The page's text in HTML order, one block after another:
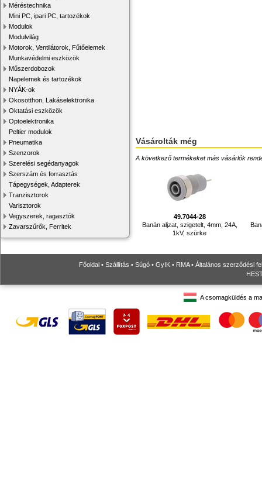
Méréstechnika
Mini PC, ipari PC, tartozékok
Modulok
Modulvilág
Motorok, Ventilátorok, Fűtőelemek
Munkavédelmi eszközök
Műszerdobozok
Napelemek és tartozékok
NYÁK-ok
Okosotthon, Lakáselektronika
Oktatási eszközök
Optoelektronika
Peltier modulok
Pneumatika
Szenzorok
Szerelési segédanyagok
Szerszám és forrasztás
Tápegységek, Adapterek
Tranzisztorok
Varisztorok
Vegyszerek, ragasztók
Zavarszűrők, Ferritek
Vásárolták még
A következő termékeket más vásárlók
49.7044-28
Banán aljzat, szigetelt, 4mm, 24A,
1kV, szürke
Főoldal • Szállítás • Súgó • GyIK • RMA• Általános szerződési
A csomagküldés a